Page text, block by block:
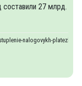
27 млрд.
nalogovykh-platezhey-